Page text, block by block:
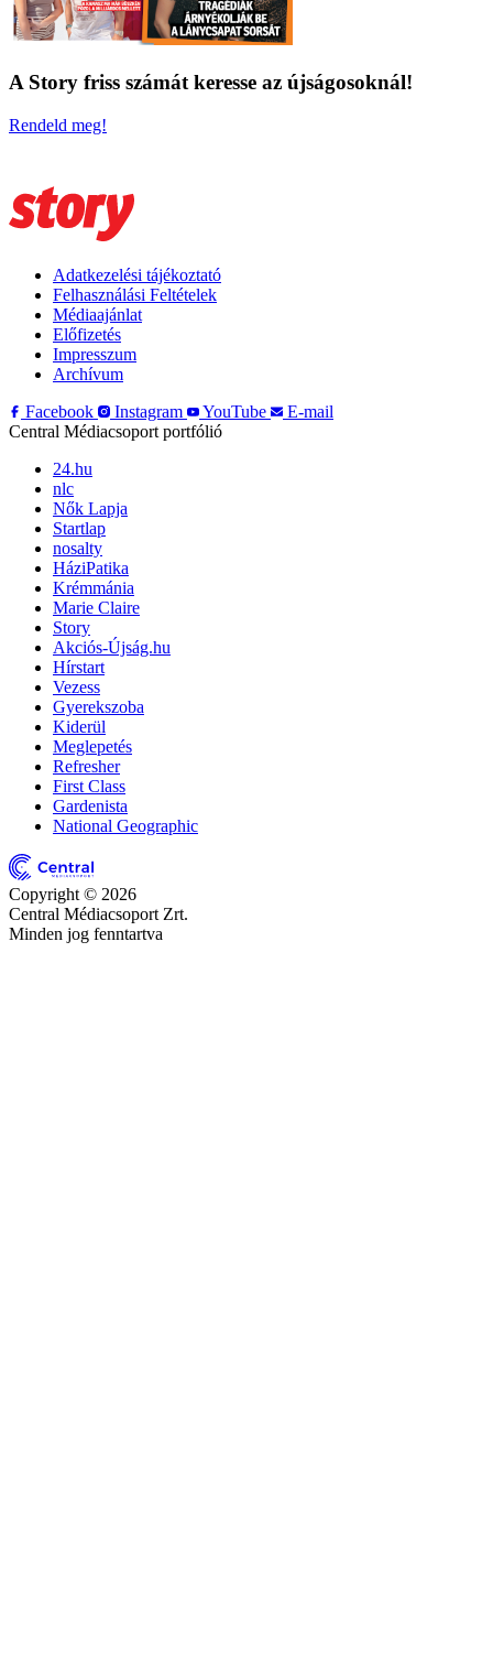
A Story friss számát keresse az újságosoknál!
Rendeld meg!
Adatkezelési tájékoztató
Felhasználási Feltételek
Médiaajánlat
Előfizetés
Impresszum
Archívum
Facebook
Instagram YouTube
E-mail
Central Médiacsoport portfólió
24.hu
nlc
Nők Lapja
Startlap
nosalty
HáziPatika
Krémmánia
Marie Claire
Story
Akciós-Újság.hu
Hírstart
Vezess
Gyerekszoba
Kiderül
Meglepetés
Refresher
First Class
Gardenista
National Geographic
Copyright © 2026
Central Médiacsoport Zrt.
Minden jog fenntartva